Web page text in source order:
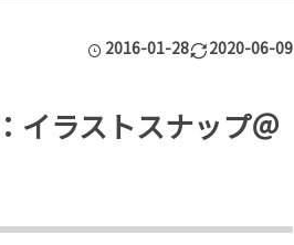
2016-01-28 2020-06-09
イラストスナップ＠